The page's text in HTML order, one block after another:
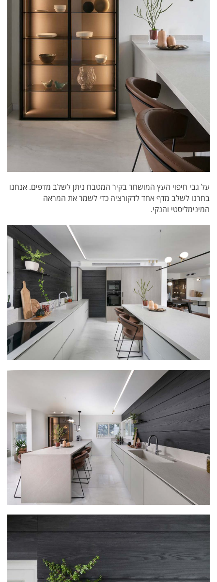
על גבי חיפוי העץ המושחר בקיר המטבח ניתן לשלב מדפים. אנחנו
בחרנו לשלב מדף אחד לדקורציה כדי לשמר את המראה
המינימליסטי והנקי.